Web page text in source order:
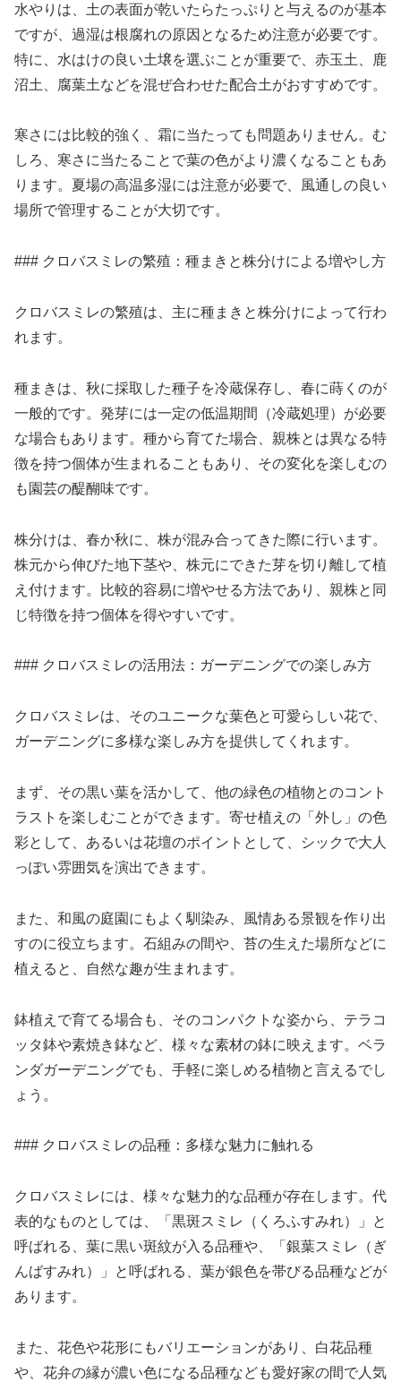
水やりは、土の表面が乾いたらたっぷりと与えるのが基本
ですが、過湿は根腐れの原因となるため注意が必要です。
特に、水はけの良い土壌を選ぶことが重要で、赤玉土、鹿
沼土、腐葉土などを混ぜ合わせた配合土がおすすめです。
寒さには比較的強く、霜に当たっても問題ありません。む
しろ、寒さに当たることで葉の色がより濃くなることもあ
ります。夏場の高温多湿には注意が必要で、風通しの良い
場所で管理することが大切です。
### クロバスミレの繁殖：種まきと株分けによる増やし方
クロバスミレの繁殖は、主に種まきと株分けによって行わ
れます。
種まきは、秋に採取した種子を冷蔵保存し、春に蒔くのが
一般的です。発芽には一定の低温期間（冷蔵処理）が必要
な場合もあります。種から育てた場合、親株とは異なる特
徴を持つ個体が生まれることもあり、その変化を楽しむの
も園芸の醍醐味です。
株分けは、春か秋に、株が混み合ってきた際に行います。
株元から伸びた地下茎や、株元にできた芽を切り離して植
え付けます。比較的容易に増やせる方法であり、親株と同
じ特徴を持つ個体を得やすいです。
### クロバスミレの活用法：ガーデニングでの楽しみ方
クロバスミレは、そのユニークな葉色と可愛らしい花で、
ガーデニングに多様な楽しみ方を提供してくれます。
まず、その黒い葉を活かして、他の緑色の植物とのコント
ラストを楽しむことができます。寄せ植えの「外し」の色
彩として、あるいは花壇のポイントとして、シックで大人
っぽい雰囲気を演出できます。
また、和風の庭園にもよく馴染み、風情ある景観を作り出
すのに役立ちます。石組みの間や、苔の生えた場所などに
植えると、自然な趣が生まれます。
鉢植えで育てる場合も、そのコンパクトな姿から、テラコ
ッタ鉢や素焼き鉢など、様々な素材の鉢に映えます。ベラ
ンダガーデニングでも、手軽に楽しめる植物と言えるでし
ょう。
### クロバスミレの品種：多様な魅力に触れる
クロバスミレには、様々な魅力的な品種が存在します。代
表的なものとしては、「黒斑スミレ（くろふすみれ）」と
呼ばれる、葉に黒い斑紋が入る品種や、「銀葉スミレ（ぎ
んばすみれ）」と呼ばれる、葉が銀色を帯びる品種などが
あります。
また、花色や花形にもバリエーションがあり、白花品種
や、花弁の縁が濃い色になる品種なども愛好家の間で人気